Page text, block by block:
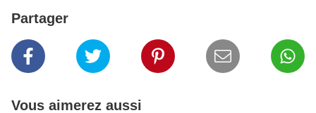
Partager
Vous aimerez aussi